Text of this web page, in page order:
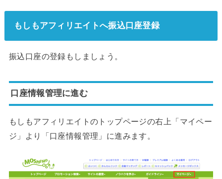
もしもアフィリエイトへ振込口座登録
振込口座の登録もしましょう。
口座情報管理に進む
もしもアフィリエイトのトップページの右上「マイペー
ジ」より「口座情報管理」に進みます。